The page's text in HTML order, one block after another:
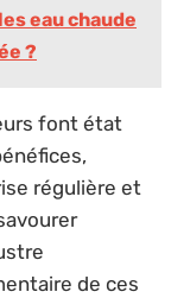
eau chaude
?
font état
régulière et
de ces